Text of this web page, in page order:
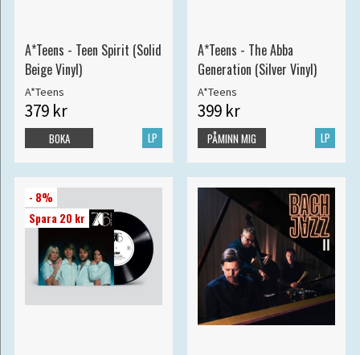
A*Teens - Teen Spirit (Solid
Beige Vinyl)
A*Teens
379 kr
LP
BOKA
A*Teens - The Abba
Generation (Silver Vinyl)
A*Teens
399 kr
LP
PÅMINN MIG
- 8%
Spara 20 kr